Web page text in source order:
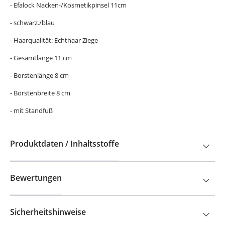
- Efalock Nacken-/Kosmetikpinsel 11cm
- schwarz./blau
- Haarqualität: Echthaar Ziege
- Gesamtlänge 11 cm
- Borstenlänge 8 cm
- Borstenbreite 8 cm
- mit Standfuß
Produktdaten / Inhaltsstoffe
Bewertungen
Sicherheitshinweise